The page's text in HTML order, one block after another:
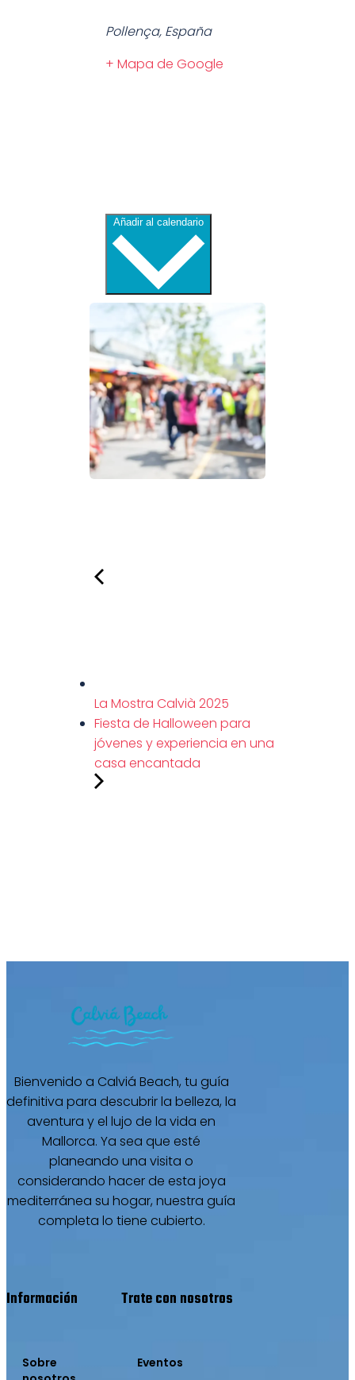
Pollença, España
+ Mapa de Google
La Mostra Calvià 2025
Fiesta de Halloween para
jóvenes y experiencia en una
casa encantada
Bienvenido a Calviá Beach, tu guía
definitiva para descubrir la belleza, la
aventura y el lujo de la vida en
Mallorca. Ya sea que esté
planeando una visita o
considerando hacer de esta joya
mediterránea su hogar, nuestra guía
completa lo tiene cubierto.
Información
Sobre
Trate con nosotros
Eventos